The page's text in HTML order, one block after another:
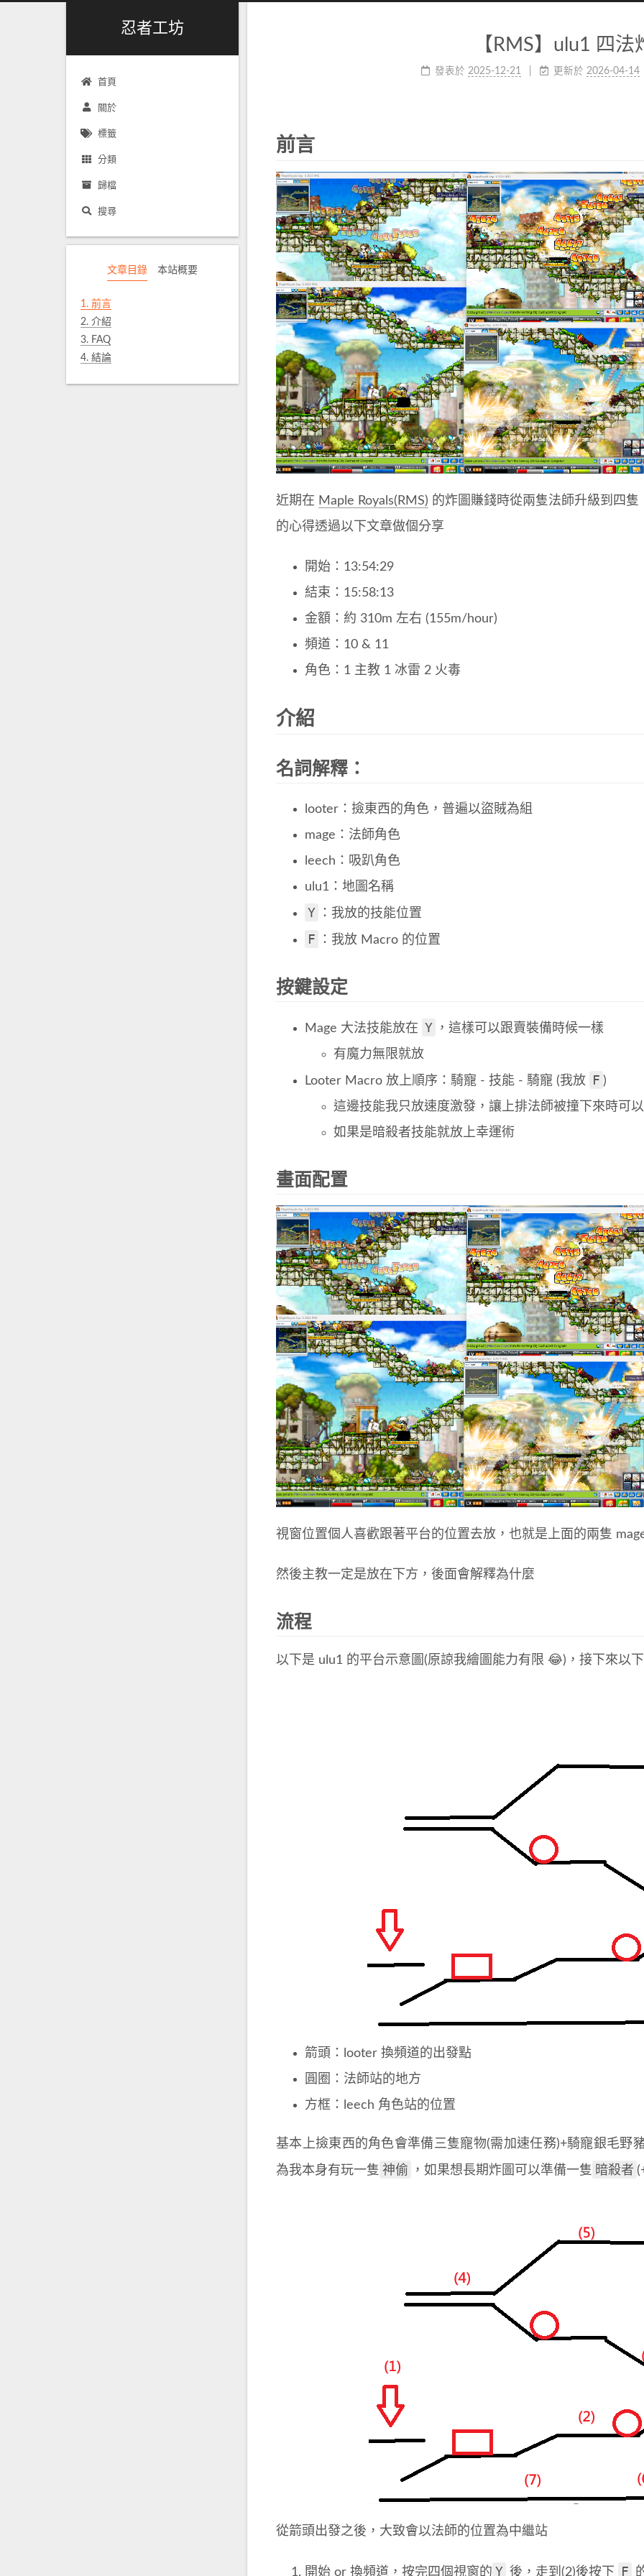
忍者工坊
首頁
關於
標籤
分類
歸檔
搜尋
【RMS】ulu1 四法
發表於 2025-12-21 更新於 2026-04-14
前言
近期在 Maple Royals(RMS) 的炸圖賺錢時從兩隻法師升級到四
的心得透過以下文章做個分享
開始：13:54:29
結束：15:58:13
金額：約 310m 左右 (155m/hour)
頻道：10 & 11
角色：1 主教 1 冰雷 2 火毒
介紹
名詞解釋：
looter：撿東西的角色，普遍以盜賊為組
mage：法師角色
leech：吸趴角色
ulu1：地圖名稱
Y ：我放的技能位置
F ：我放 Macro 的位置
按鍵設定
Mage 大法技能放在 Y
，這樣可以跟賣裝備時候一樣
有魔力無限就放
Looter Macro 放上順序：騎寵 - 技能 - 騎寵 (我放 F )
這邊技能我只放速度激發，讓上排法師被撞下來時可
如果是暗殺者技能就放上幸運術
畫面配置
視窗位置個人喜歡跟著平台的位置去放，也就是上面的兩隻
然後主教一定是放在下方，後面會解釋為什麼
流程
以下是 ulu1 的平台示意圖(原諒我繪圖能力有限 😂)，接下來以
箭頭：looter 換頻道的出發點
圓圈：法師站的地方
方框：leech 角色站的位置
基本上撿東西的角色會準備三隻寵物(需加速任務)+騎寵銀毛野
為我本身有玩一隻 神偷 ，如果想長期炸圖可以準備一隻 暗殺者
從箭頭出發之後，大致會以法師的位置為中繼站
開始 or 換頻道，按完四個視窗的 Y 後，走到(2)後按下 F
文章目錄 本站概要
1. 前言
2. 介紹
3. FAQ
4. 結論